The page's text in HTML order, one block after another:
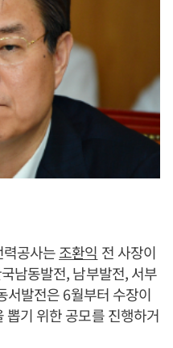
공사는조환익 전 사장이
남동발전, 남부발전, 서부
서발전은 6월부터 수장이
기 위한 공모를 진행하거